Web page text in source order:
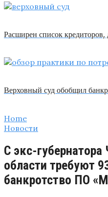
Расширен список кредиторов,
Верховный суд обобщил
Home
Новости
С экс-
области требуют
банкротство ПО